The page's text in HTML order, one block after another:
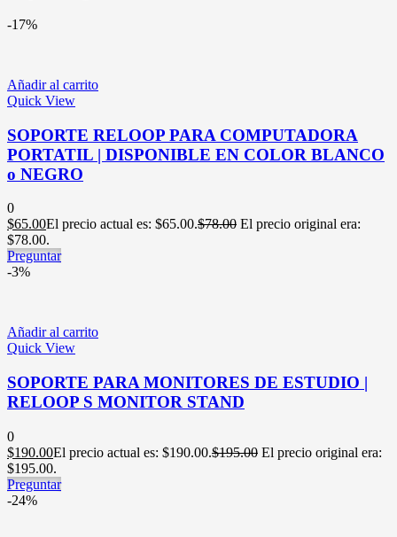
-17%
Añadir al carrito
Quick View
SOPORTE RELOOP PARA COMPUTADORA
PORTATIL | DISPONIBLE EN COLOR BLANCO
o NEGRO
0
$65.00El precio actual es: $65.00.$78.00 El precio original era:
$78.00.
Preguntar
-3%
Añadir al carrito
Quick View
SOPORTE PARA MONITORES DE ESTUDIO |
RELOOP S MONITOR STAND
0
$190.00El precio actual es: $190.00.$195.00 El precio original era:
$195.00.
Preguntar
-24%